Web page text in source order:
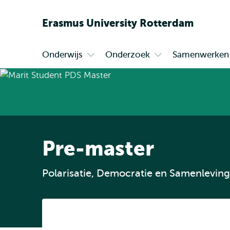
Erasmus University Rotterdam
Primair
Onderwijs
submenu
Onderzoek Samenwerken
Pre-master
Polarisatie, Democratie en Samenleving